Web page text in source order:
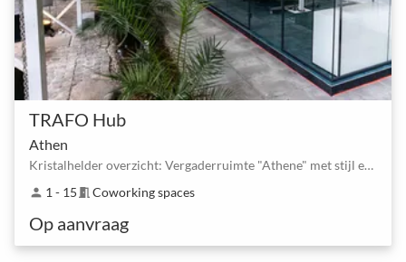
TRAFO Hub
Athen
Kristalhelder overzicht: Vergaderruimte "Athene" met stijl en technologie
person 1 - 15 meeting_room Coworking spaces
Op aanvraag